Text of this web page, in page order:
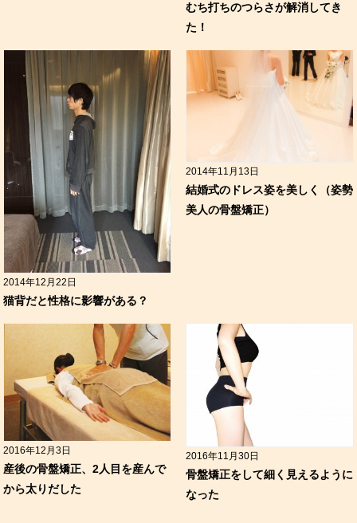
むち打ちのつらさが解消してき
た！
2014年11月13日
結婚式のドレス姿を美しく（姿勢
美人の骨盤矯正）
2014年12月22日
猫背だと性格に影響がある？
2016年11月30日
骨盤矯正をして細く見えるように
なった
2016年12月3日
産後の骨盤矯正、2人目を産んで
から太りだした